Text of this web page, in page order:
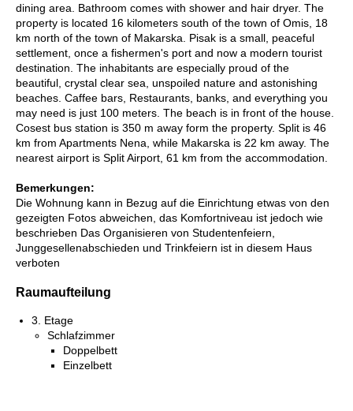
dining area. Bathroom comes with shower and hair dryer. The
property is located 16 kilometers south of the town of Omis, 18
km north of the town of Makarska. Pisak is a small, peaceful
settlement, once a fishermen's port and now a modern tourist
destination. The inhabitants are especially proud of the
beautiful, crystal clear sea, unspoiled nature and astonishing
beaches. Caffee bars, Restaurants, banks, and everything you
may need is just 100 meters. The beach is in front of the house.
Cosest bus station is 350 m away form the property. Split is 46
km from Apartments Nena, while Makarska is 22 km away. The
nearest airport is Split Airport, 61 km from the accommodation.
Bemerkungen:
Die Wohnung kann in Bezug auf die Einrichtung etwas von den
gezeigten Fotos abweichen, das Komfortniveau ist jedoch wie
beschrieben Das Organisieren von Studentenfeiern,
Junggesellenabschieden und Trinkfeiern ist in diesem Haus
verboten
Raumaufteilung
3. Etage
Schlafzimmer
Doppelbett
Einzelbett